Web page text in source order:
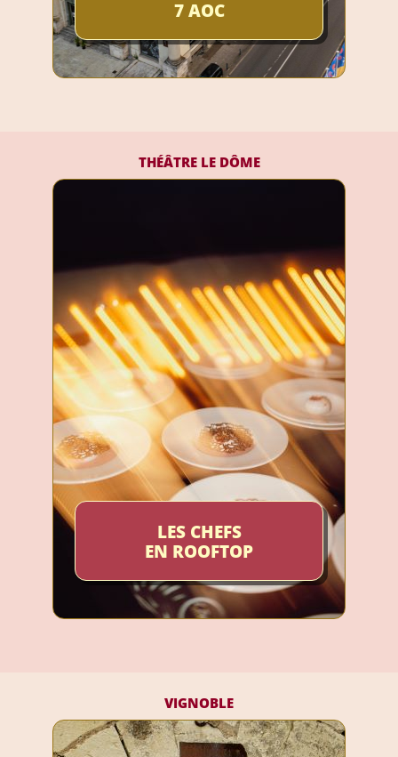
7 AOC
THÉÂTRE LE DÔME
LES CHEFS
EN ROOFTOP
VIGNOBLE